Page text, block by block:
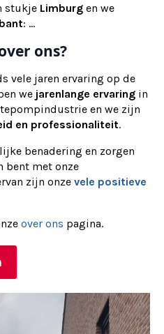
stukje Limburg en we
: ...
ons?
vele jaren ervaring op de
we jarenlange ervaring in
en we zijn
en professionaliteit.
benadering en zorgen
bent met onze
zijn onze vele positieve
over ons pagina.